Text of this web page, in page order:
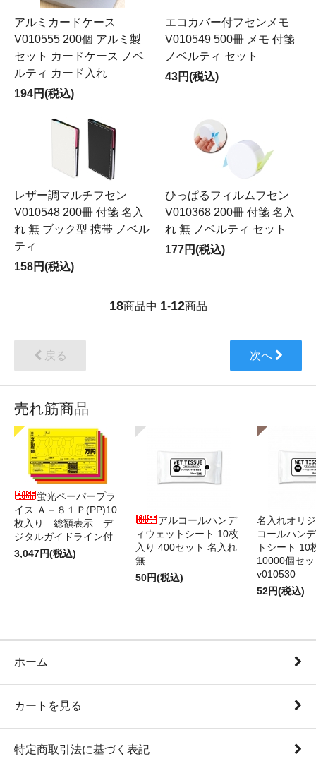
アルミカードケース
V010555 200個 アルミ製
セット カードケース ノベ
ルティ カード入れ
194円(税込)
エコカバー付フセンメモ
V010549 500冊 メモ 付箋
ノベルティ セット
43円(税込)
レザー調マルチフセン
V010548 200冊 付箋 名入
れ 無 ブック型 携帯 ノベル
ティ
158円(税込)
ひっぱるフィルムフセン
V010368 200冊 付箋 名入
れ 無 ノベルティ セット
177円(税込)
18商品中 1-12商品
戻る 次へ
売れ筋商品
蛍光ペーパープラ
イス Ａ－８１Ｐ(PP)10
枚入り 総額表示 デ
ジタルガイドライン付
3,047円(税込)
アルコールハンデ
ィウェットシート 10枚
入り 400セット 名入れ
無
50円(税込)
名入れオリ
コールハン
トシート 10
10000個セ
v010530
52円(税込)
ホーム
カートを見る
特定商取引法に基づく表記